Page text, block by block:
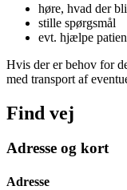
høre, hvad der
stille spørgsmål
evt. hjælpe
Hvis der er behov for
med transport af
Find vej
Adresse og kort
Adresse